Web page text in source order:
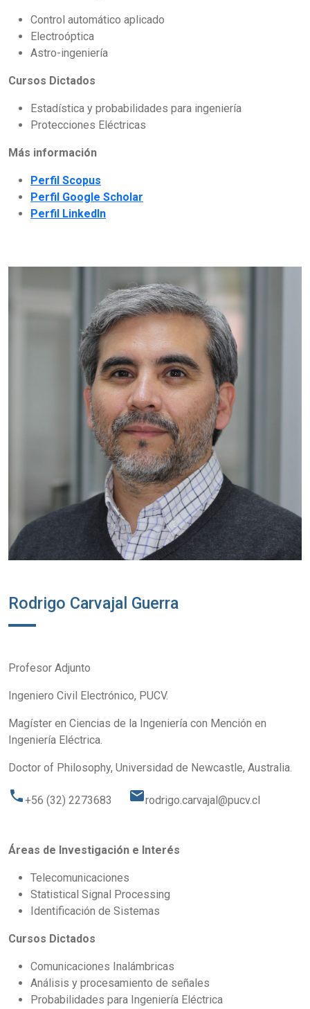
Control automático aplicado
Electroóptica
Astro-ingeniería
Cursos Dictados
Estadística y probabilidades para ingeniería
Protecciones Eléctricas
Más información
Perfil Scopus
Perfil Google Scholar
Perfil LinkedIn
Rodrigo Carvajal Guerra
Profesor Adjunto
Ingeniero Civil Electrónico, PUCV.
Magíster en Ciencias de la Ingeniería con Mención en
Ingeniería Eléctrica.
Doctor of Philosophy, Universidad de Newcastle, Australia.
phone+56 (32) 2273683 emailrodrigo.carvajal@pucv.cl
Áreas de Investigación e Interés
Telecomunicaciones
Statistical Signal Processing
Identificación de Sistemas
Cursos Dictados
Comunicaciones Inalámbricas
Análisis y procesamiento de señales
Probabilidades para Ingeniería Eléctrica